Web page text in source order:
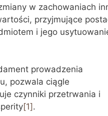
w zachowaniach
przyjmujące
i jego
prowadzenia
pozwala ciągle
czynniki przetrwania i
[1] .